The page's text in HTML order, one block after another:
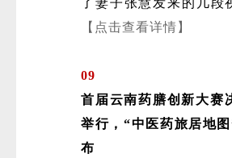
了妻子张慧发来的几
【点击查看详情】
09
首届云南药膳创新大赛
举行，“中医药旅居地
布